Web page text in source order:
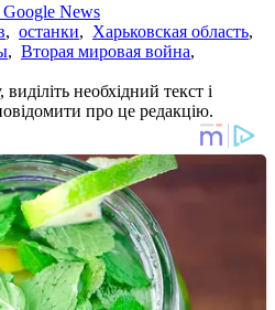
News
, останки, Харьковская область,
, Вторая мировая война,
необхідний текст і
про це редакцію.